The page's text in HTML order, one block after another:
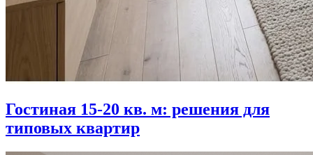
Гостиная 15-20 кв. м: решения для
типовых квартир